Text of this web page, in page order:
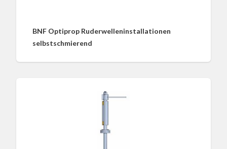
BNF Optiprop Ruderwelleninstallationen
selbstschmierend